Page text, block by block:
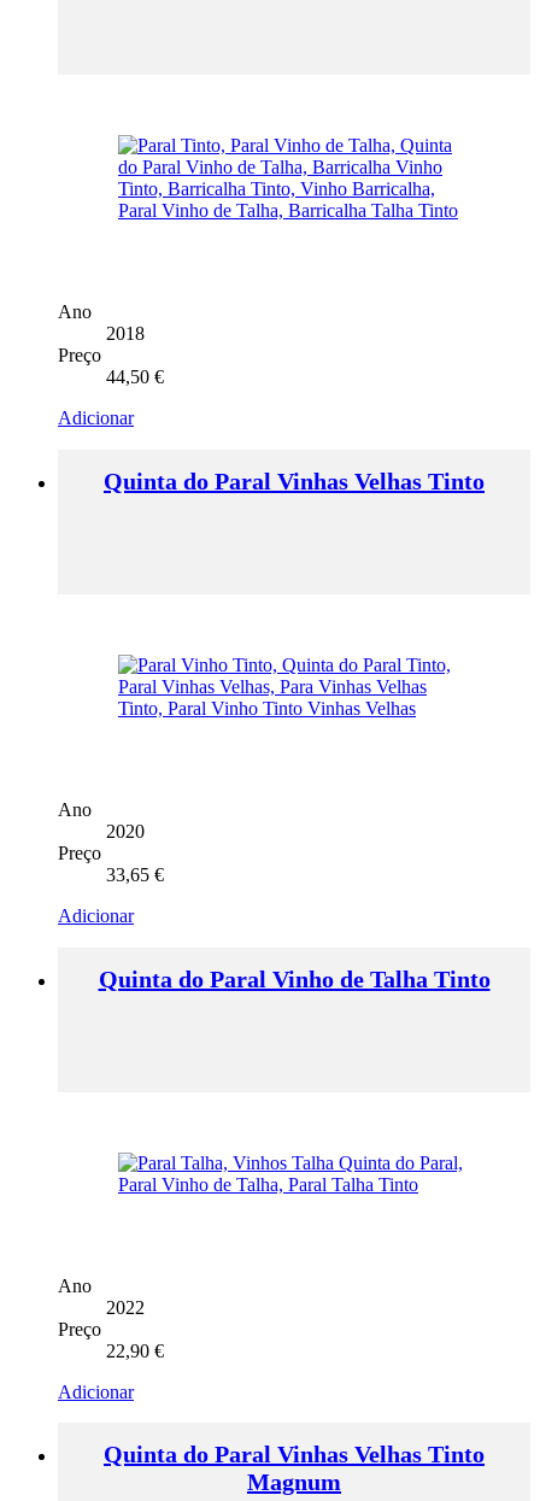
Ano
2018
Preço
44,50 €
Adicionar
Quinta do Paral Vinhas Velhas Tinto
Ano
2020
Preço
33,65 €
Adicionar
Quinta do Paral Vinho de Talha Tinto
Ano
2022
Preço
22,90 €
Adicionar
Quinta do Paral Vinhas Velhas Tinto
Magnum